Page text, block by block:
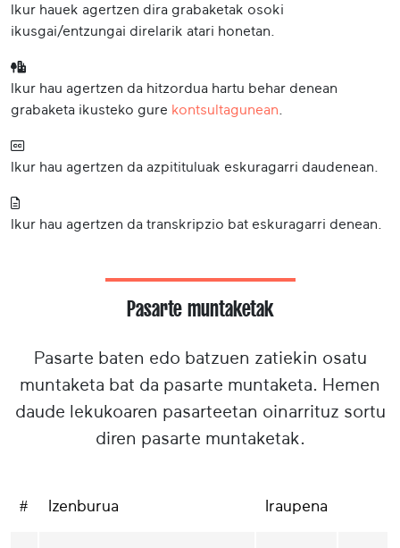
Ikur hauek agertzen dira grabaketak osoki
ikusgai/entzungai direlarik atari honetan.
Ikur hau agertzen da hitzordua hartu behar denean
grabaketa ikusteko gure kontsultagunean
Ikur hau agertzen da azpitituluak eskuragarri daudenean.
Ikur hau agertzen da transkripzio bat eskuragarri denean.
Pasarte muntaketak
Pasarte baten edo batzuen zatiekin osatu
muntaketa bat da pasarte muntaketa. Hemen
daude lekukoaren pasarteetan oinarrituz sortu
diren pasarte muntaketak.
# Izenburua Iraupena